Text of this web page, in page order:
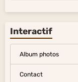
Interactif
Album photos
Contact